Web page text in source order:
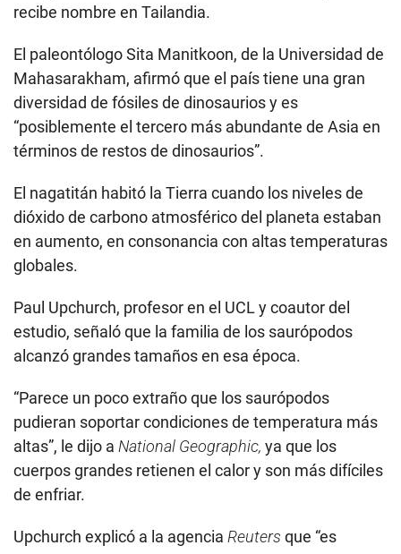
recibe nombre en Tailandia.
El paleontólogo Sita Manitkoon, de la Universidad de
Mahasarakham, afirmó que el país tiene una gran
diversidad de fósiles de dinosaurios y es
“posiblemente el tercero más abundante de Asia en
términos de restos de dinosaurios”.
El nagatitán habitó la Tierra cuando los niveles de
dióxido de carbono atmosférico del planeta estaban
en aumento, en consonancia con altas temperaturas
globales.
Paul Upchurch, profesor en el UCL y coautor del
estudio, señaló que la familia de los saurópodos
alcanzó grandes tamaños en esa época.
“Parece un poco extraño que los saurópodos
pudieran soportar condiciones de temperatura más
altas”, le dijo a National Geographic, ya que los
cuerpos grandes retienen el calor y son más difíciles
de enfriar.
Upchurch explicó a la agencia Reuters que “es